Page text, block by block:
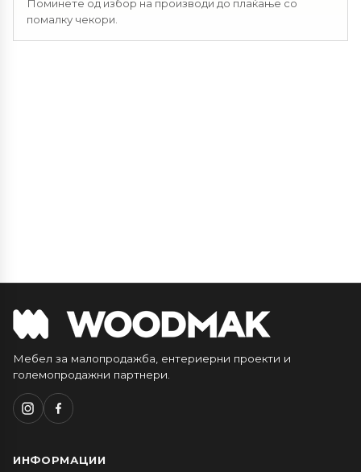
Поминете од избор на производи до плаќање со
помалку чекори.
Мебел за малопродажба, ентериерни проекти и
големопродажни партнери.
ИНФОРМАЦИИ